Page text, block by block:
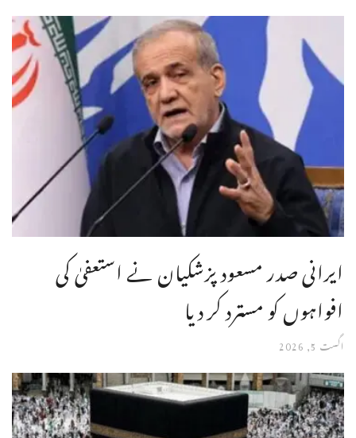
ایرانی صدر مسعود پزشکیان نے استعفیٰ کی
افواہوں کو مسترد کر دیا
اگست 5, 2026